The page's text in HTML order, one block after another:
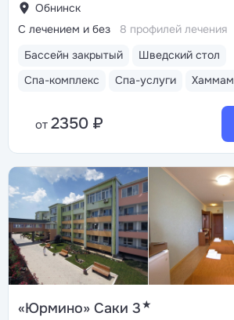
Обнинск
Бассейн закрытый
Шведский стол
Спа-комплекс
Спа-услуги Хаммам
С лечением и без 8 профилей лечения
от 2350 ₽
«Юрмино» Саки 3★